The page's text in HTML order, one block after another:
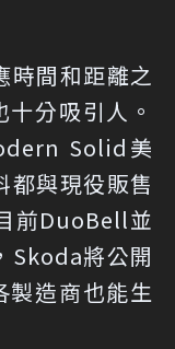
時間和距離之
分吸引人。
Solid美
都與現役販售
前DuoBell並
Skoda將公開
造商也能生